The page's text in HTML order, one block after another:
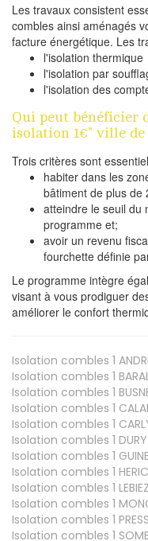
Les travaux consistent
combles ainsi aménagés
facture énergétique. Les
l'isolation thermique
l'isolation par
l'isolation des
Qui peut bénéficier
isolation 1€" ville de
Trois critères sont
habiter dans les
bâtiment de plus de
atteindre le seuil du
programme et;
avoir un revenu
fourchette définie
Le programme intègre
visant à vous prodiguer
améliorer le confort
Isolation combles 1
Isolation combles 1
Isolation combles 1
Isolation combles 1
Isolation combles 1
Isolation combles 1 DURY
Isolation combles 1
Isolation combles 1
Isolation combles 1 LEBIEZ
Isolation combles 1
Isolation combles 1
Isolation combles 1